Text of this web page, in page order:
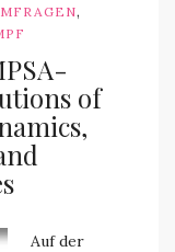
,
of
Auf der